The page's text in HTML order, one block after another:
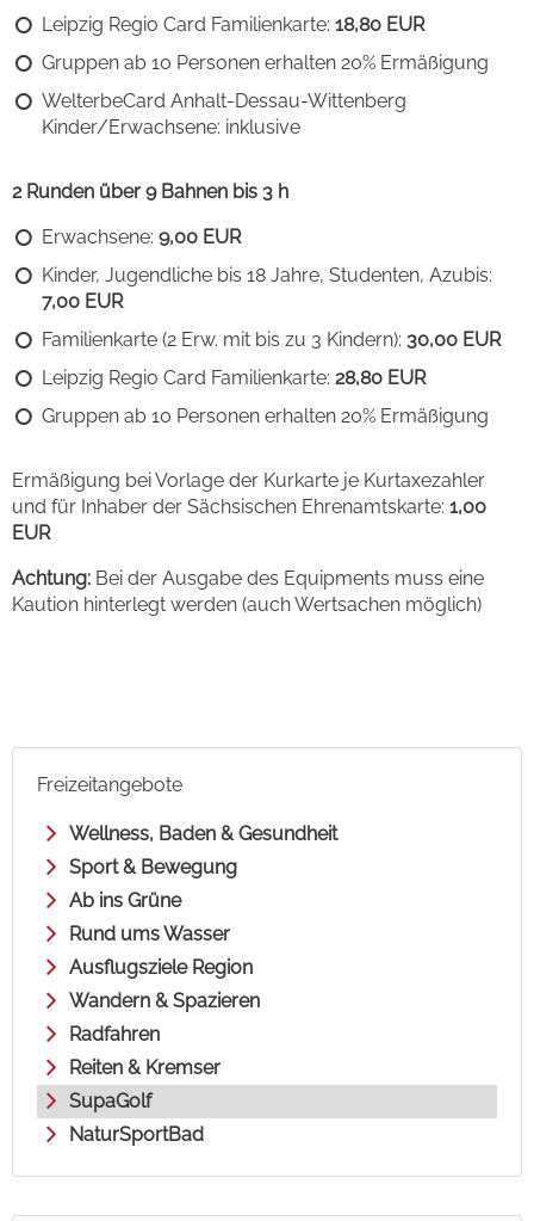
Leipzig Regio Card Familienkarte: 18,80 EUR
Gruppen ab 10 Personen erhalten 20% Ermäßigung
WelterbeCard Anhalt-Dessau-Wittenberg
Kinder/Erwachsene: inklusive
2 Runden über 9 Bahnen bis 3 h
Erwachsene: 9,00 EUR
Kinder, Jugendliche bis 18 Jahre, Studenten, Azubis:
7,00 EUR
Familienkarte (2 Erw. mit bis zu 3 Kindern): 30,00 EUR
Leipzig Regio Card Familienkarte: 28,80 EUR
Gruppen ab 10 Personen erhalten 20% Ermäßigung
Ermäßigung bei Vorlage der Kurkarte je Kurtaxezahler
und für Inhaber der Sächsischen Ehrenamtskarte: 1,00
EUR
Achtung: Bei der Ausgabe des Equipments muss eine
Kaution hinterlegt werden (auch Wertsachen möglich)
Freizeitangebote
Wellness, Baden & Gesundheit
Sport & Bewegung
Ab ins Grüne
Rund ums Wasser
Ausflugsziele Region
Wandern & Spazieren
Radfahren
Reiten & Kremser
SupaGolf
NaturSportBad